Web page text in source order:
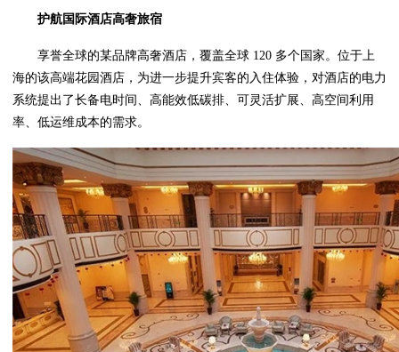
护航国际酒店高奢旅宿
享誉全球的某品牌高奢酒店，覆盖全球 120 多个国家。位于上
海的该高端花园酒店，为进一步提升宾客的入住体验，对酒店的电力
系统提出了长备电时间、高能效低碳排、可灵活扩展、高空间利用
率、低运维成本的需求。